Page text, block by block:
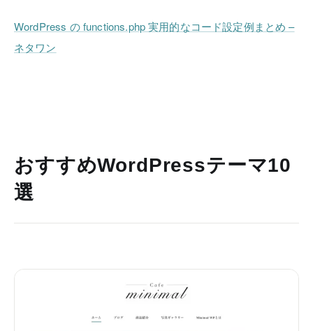
WordPress の functions.php 実用的なコード設定例まとめ –
ネタワン
おすすめWordPressテーマ10
選